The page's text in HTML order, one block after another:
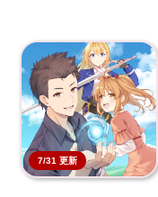
彼女が「ゴミ屑」と言っ
悪女は全てお見通し!? 悪女
7/31 更新